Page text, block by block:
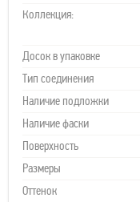
Коллекция:
Досок в упаковке
Тип соединения
Наличие подложки
Наличие фаски
Поверхность
Размеры
Оттенок